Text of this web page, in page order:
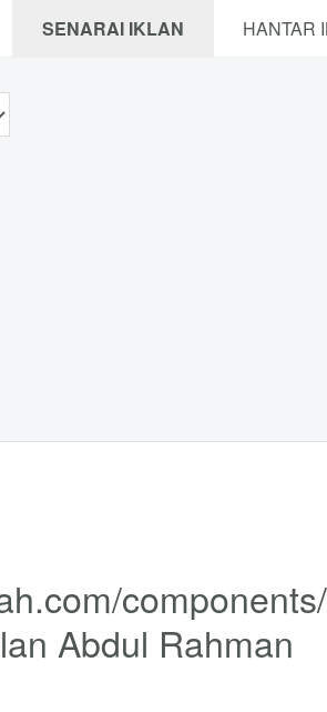
SENARAI IKLAN HANTAR
Abdul Rahman